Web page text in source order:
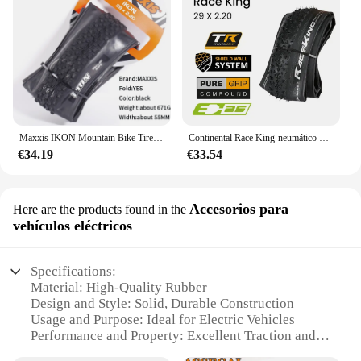
Maxxis IKON Mountain Bike Tires26/27,5/29X2.2 2,0 2,35 es un neumático XC versátil diseñado para funcionar en una amplia gama de condiciones
€34.19
Continental Race King-neumático plegable para bicicleta de montaña, neumático sin cámara de 29 pulgadas, TR, 29x2,20
€33.54
Here are the products found in the Accesorios para
vehículos eléctricos
Specifications:
Material: High-Quality Rubber
Design and Style: Solid, Durable Construction
Usage and Purpose: Ideal for Electric Vehicles
Performance and Property: Excellent Traction and